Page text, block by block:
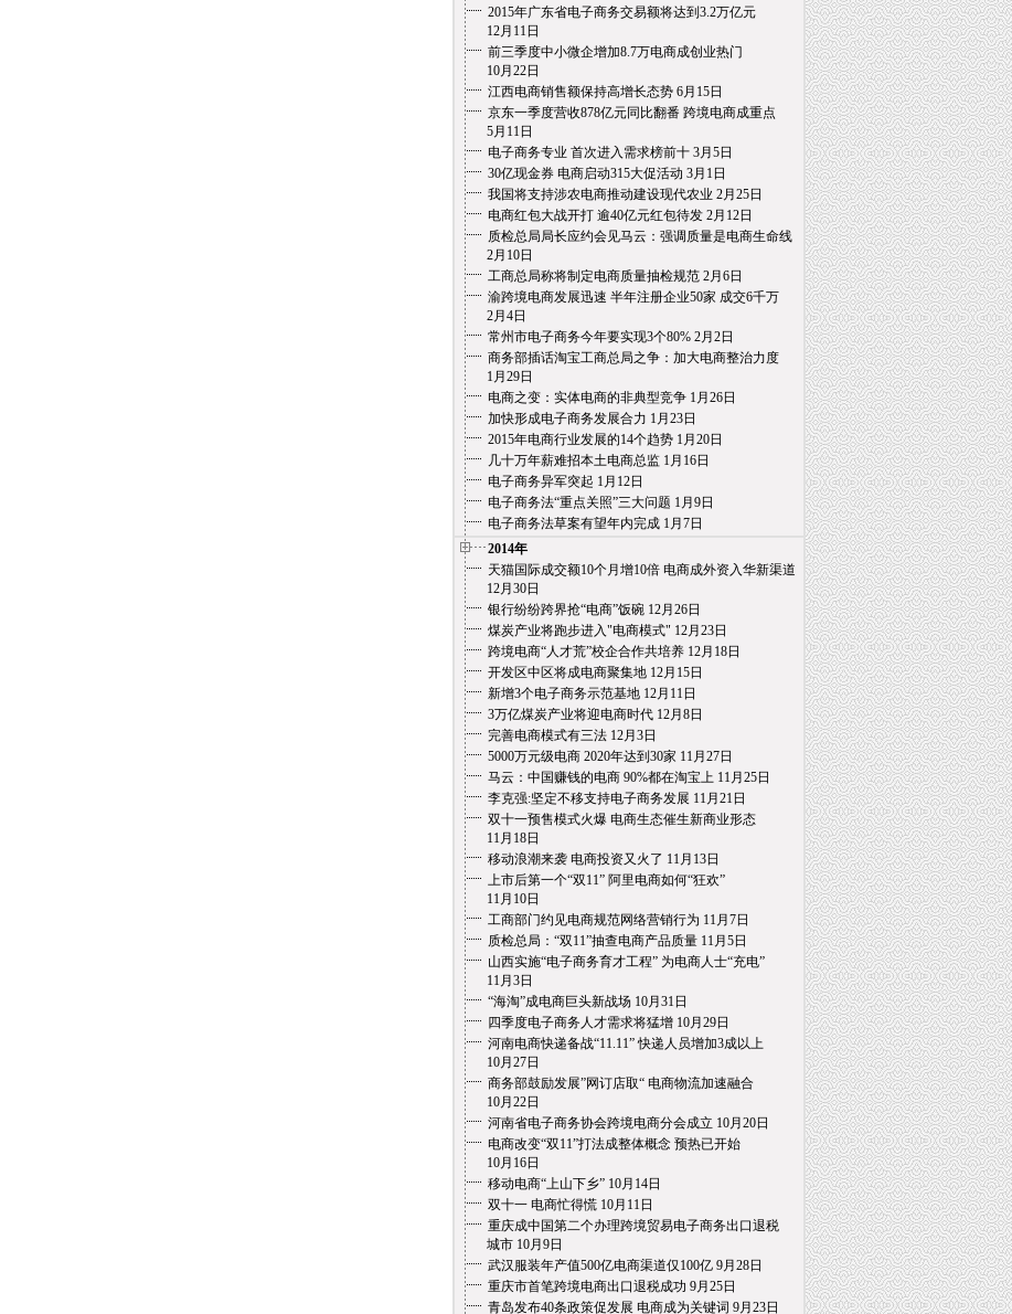
2015年广东省电子商务交易额将达到3.2万亿元
12月11日
前三季度中小微企增加8.7万电商成创业热门
10月22日
江西电商销售额保持高增长态势 6月15日
京东一季度营收878亿元同比翻番 跨境电商成重点
5月11日
电子商务专业 首次进入需求榜前十 3月5日
30亿现金券 电商启动315大促活动 3月1日
我国将支持涉农电商推动建设现代农业 2月25日
电商红包大战开打 逾40亿元红包待发 2月12日
质检总局局长应约会见马云：强调质量是电商生命线
2月10日
工商总局称将制定电商质量抽检规范 2月6日
渝跨境电商发展迅速 半年注册企业50家 成交6千万
2月4日
常州市电子商务今年要实现3个80% 2月2日
商务部插话淘宝工商总局之争：加大电商整治力度
1月29日
电商之变：实体电商的非典型竞争 1月26日
加快形成电子商务发展合力 1月23日
2015年电商行业发展的14个趋势 1月20日
几十万年薪难招本土电商总监 1月16日
电子商务异军突起 1月12日
电子商务法“重点关照”三大问题 1月9日
电子商务法草案有望年内完成 1月7日
2014年
天猫国际成交额10个月增10倍 电商成外资入华新渠道
12月30日
银行纷纷跨界抢“电商”饭碗 12月26日
煤炭产业将跑步进入"电商模式" 12月23日
跨境电商“人才荒”校企合作共培养 12月18日
开发区中区将成电商聚集地 12月15日
新增3个电子商务示范基地 12月11日
3万亿煤炭产业将迎电商时代 12月8日
完善电商模式有三法 12月3日
5000万元级电商 2020年达到30家 11月27日
马云：中国赚钱的电商 90%都在淘宝上 11月25日
李克强:坚定不移支持电子商务发展 11月21日
双十一预售模式火爆 电商生态催生新商业形态
11月18日
移动浪潮来袭 电商投资又火了 11月13日
上市后第一个“双11” 阿里电商如何“狂欢”
11月10日
工商部门约见电商规范网络营销行为 11月7日
质检总局：“双11”抽查电商产品质量 11月5日
山西实施“电子商务育才工程” 为电商人士“充电”
11月3日
“海淘”成电商巨头新战场 10月31日
四季度电子商务人才需求将猛增 10月29日
河南电商快递备战“11.11” 快递人员增加3成以上
10月27日
商务部鼓励发展”网订店取“ 电商物流加速融合
10月22日
河南省电子商务协会跨境电商分会成立 10月20日
电商改变“双11”打法成整体概念 预热已开始
10月16日
移动电商“上山下乡” 10月14日
双十一 电商忙得慌 10月11日
重庆成中国第二个办理跨境贸易电子商务出口退税
城市 10月9日
武汉服装年产值500亿电商渠道仅100亿 9月28日
重庆市首笔跨境电商出口退税成功 9月25日
青岛发布40条政策促发展 电商成为关键词 9月23日